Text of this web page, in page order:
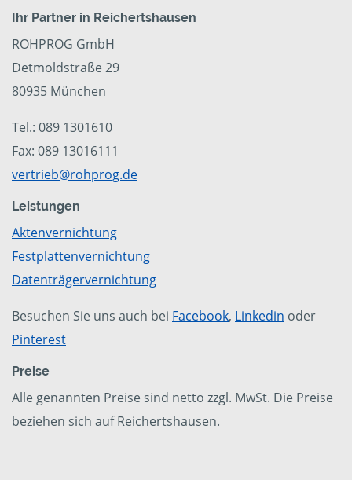
Ihr Partner in Reichertshausen
ROHPROG GmbH
Detmoldstraße 29
80935 München
Tel.: 089 1301610
Fax: 089 13016111
vertrieb@rohprog.de
Leistungen
Aktenvernichtung
Festplattenvernichtung
Datenträgervernichtung
Besuchen Sie uns auch bei Facebook, Linkedin oder
Pinterest
Preise
Alle genannten Preise sind netto zzgl. MwSt. Die Preise
beziehen sich auf Reichertshausen.